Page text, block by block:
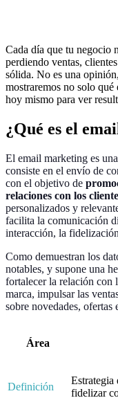
Cada día que tu negocio
perdiendo ventas,
sólida. No es una
mostraremos no solo qué
hoy mismo para ver
¿Qué es el
El email marketing es
consiste en el envío de
con el objetivo de
relaciones con los
personalizados y
facilita la comunicación
interacción, la
Como demuestran los
notables, y supone una
fortalecer la relación con
marca, impulsar las
sobre novedades, ofertas
Área
Definición
Estrategia
fidelizar